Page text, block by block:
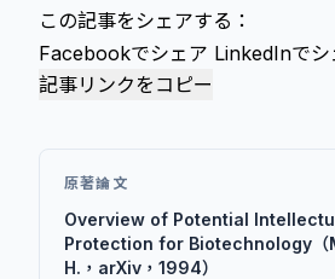
この記事をシェアする：
Facebookでシェア LinkedInでシ
記事リンクをコピー
原著論文
Overview of Potential
Protection for Biotechnology（
H.，arXiv，1994）